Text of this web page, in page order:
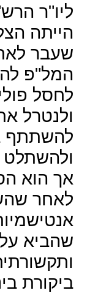
ליו"ר
הייתה
שעבר
המל"פ
לחסל
ולנטרל
להשתתף
אך הוא
לאחר
שהביא
ביקורת